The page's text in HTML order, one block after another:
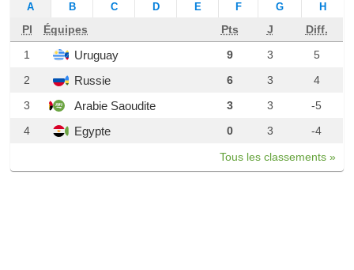
A B C D E F G H
Pl Équipes Pts J
Diff.
1
Uruguay 9 3
5
2
Russie 6 3
4
3
Arabie Saoudite 3 3
-5
4
Egypte 0 3 -4
Tous les classements »